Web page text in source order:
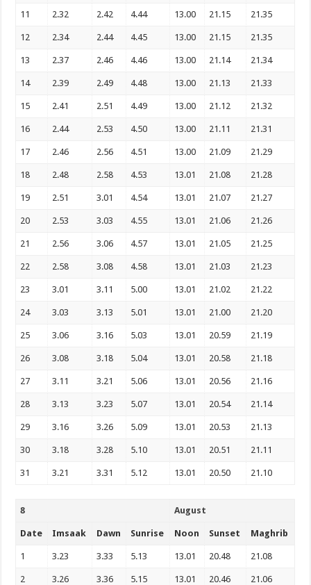
11 2.32 2.42 4.44 13.00 21.15 21.35
12 2.34 2.44 4.45 13.00 21.15 21.35
13 2.37 2.46 4.46 13.00 21.14 21.34
14 2.39 2.49 4.48 13.00 21.13 21.33
15 2.41 2.51 4.49 13.00 21.12 21.32
16 2.44 2.53 4.50 13.00 21.11 21.31
17 2.46 2.56 4.51 13.00 21.09 21.29
18 2.48 2.58 4.53 13.01 21.08 21.28
19 2.51 3.01 4.54 13.01 21.07 21.27
20 2.53 3.03 4.55 13.01 21.06 21.26
21 2.56 3.06 4.57 13.01 21.05 21.25
22 2.58 3.08 4.58 13.01 21.03 21.23
23 3.01 3.11 5.00 13.01 21.02 21.22
24 3.03 3.13 5.01 13.01 21.00 21.20
25 3.06 3.16 5.03 13.01 20.59 21.19
26 3.08 3.18 5.04 13.01 20.58 21.18
27 3.11 3.21 5.06 13.01 20.56 21.16
28 3.13 3.23 5.07 13.01 20.54 21.14
29 3.16 3.26 5.09 13.01 20.53 21.13
30 3.18 3.28 5.10 13.01 20.51 21.11
31 3.21 3.31 5.12 13.01 20.50 21.10
8 August
Date Imsaak Dawn Sunrise Noon Sunset Maghrib
1 3.23 3.33 5.13 13.01 20.48 21.08
2 3.26 3.36 5.15 13.01 20.46 21.06